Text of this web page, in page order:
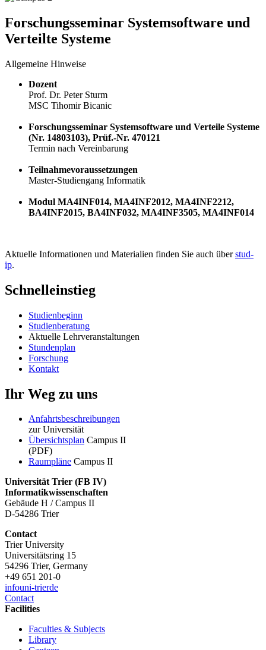
Forschungsseminar Systemsoftware und
Verteilte Systeme
Allgemeine Hinweise
Dozent
Prof. Dr. Peter Sturm
MSC Tihomir Bicanic
Forschungsseminar Systemsoftware und Verteile Systeme
(Nr. 14803103), Prüf.-Nr. 470121
Termin nach Vereinbarung
Teilnahmevoraussetzungen
Master-Studiengang Informatik
Modul MA4INF014, MA4INF2012, MA4INF2212,
BA4INF2015, BA4INF032, MA4INF3505, MA4INF014
Aktuelle Informationen und Materialien finden Sie auch überstud-
ip.
Schnelleinstieg
Studienbeginn
Studienberatung
Aktuelle Lehrveranstaltungen
Stundenplan
Forschung
Kontakt
Ihr Weg zu uns
Anfahrtsbeschreibungen
zur Universität
Übersichtsplan Campus II
(PDF)
Raumpläne Campus II
Universität Trier (FB IV)
Informatikwissenschaften
Gebäude H / Campus II
D-54286 Trier
Contact
Trier University
Universitätsring 15
54296 Trier, Germany
+49 651 201-0
infouni-trierde
Contact
Facilities
Faculties & Subjects
Library